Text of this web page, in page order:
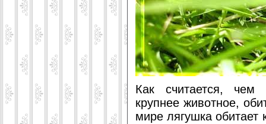
Как считается, чем
крупнее животное,
мире лягушка